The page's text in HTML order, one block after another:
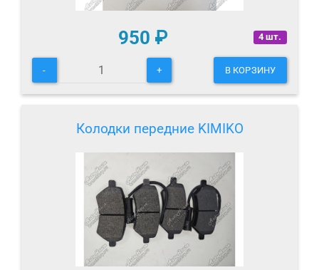
4 шт.
950 ₽
- + В КОРЗИНУ
Колодки передние KIMIKO